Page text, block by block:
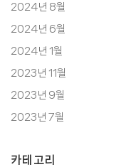
2024년 8월
2024년 6월
2024년 1월
2023년 11월
2023년 9월
2023년 7월
카테고리